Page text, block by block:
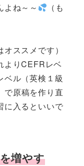
よね～～
（も
ススメです）
よりCEFRレベ
ベル（英検１級
で原稿を作り直
に入るといいで
増やす